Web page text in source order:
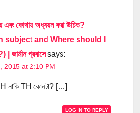
এবং কোথায় অধ্যয়ন করা উচিত?
subject and Where should I
জার্মান প্রবাসে says:
2015 at 2:10 PM
নাকি TH কোনটা? […]
LOG IN TO REPLY